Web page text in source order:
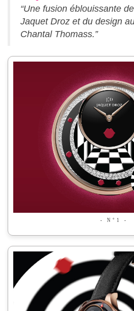
“Une fusion éblouissante
Jaquet Droz et du design
Chantal Thomass.”
- N°1 -